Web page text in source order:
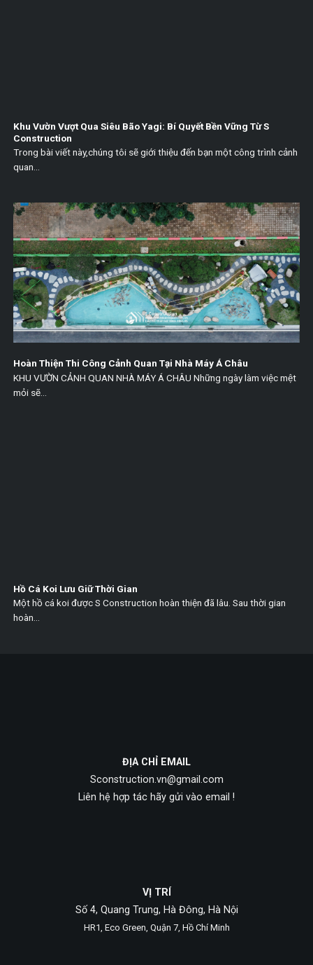
Khu Vườn Vượt Qua Siêu Bão Yagi: Bí Quyết Bền Vững Từ S
Construction
Trong bài viết này,chúng tôi sẽ giới thiệu đến bạn một công trình cảnh
quan...
Hoàn Thiện Thi Công Cảnh Quan Tại Nhà Máy Á Châu
KHU VƯỜN CẢNH QUAN NHÀ MÁY Á CHÂU Những ngày làm việc mệt
mỏi sẽ...
Hồ Cá Koi Lưu Giữ Thời Gian
Một hồ cá koi được S Construction hoàn thiện đã lâu. Sau thời gian
hoàn...
ĐỊA CHỈ EMAIL
Sconstruction.vn@gmail.com
Liên hệ hợp tác hãy gửi vào email !
VỊ TRÍ
Số 4, Quang Trung, Hà Đông, Hà Nội
HR1, Eco Green, Quận 7, Hồ Chí Minh